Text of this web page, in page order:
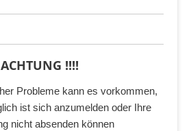
ACHTUNG !!!!
Probleme kann es vorkommen,
ist sich anzumelden oder Ihre
nicht absenden können